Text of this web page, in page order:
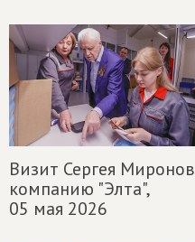
Визит Сергея
компанию "Элта",
05 мая 2026